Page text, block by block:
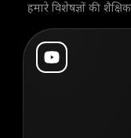
हमारे विशेषज्ञों की